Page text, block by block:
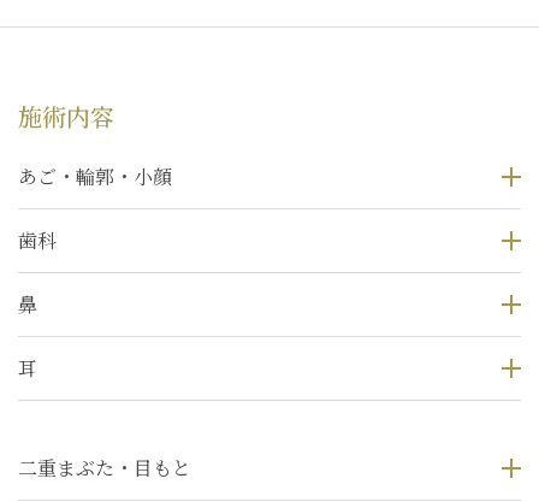
施術内容
あご・輪郭・小顔
歯科
鼻
耳
二重まぶた・目もと